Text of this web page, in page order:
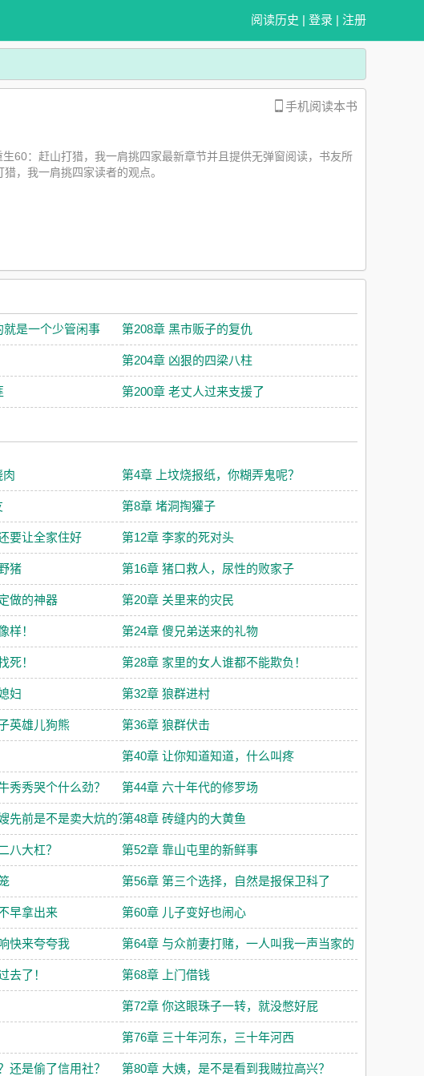
阅读历史 | 登录 | 注册
手机阅读本书
60：赶山打猎，我一肩挑四家最新章节并且提供无弹窗阅读，书友所
，我一肩挑四家读者的观点。
就是一个少管闲事 第208章 黑市贩子的复仇
第204章 凶狠的四梁八柱
第200章 老丈人过来支援了
肉 第4章 上坟烧报纸，你糊弄鬼呢？
第8章 堵洞掏獾子
要让全家住好 第12章 李家的死对头
猪 第16章 猪口救人，尿性的败家子
做的神器 第20章 关里来的灾民
样！ 第24章 傻兄弟送来的礼物
死！ 第28章 家里的女人谁都不能欺负！
妇 第32章 狼群进村
英雄儿狗熊 第36章 狼群伏击
第40章 让你知道知道，什么叫疼
秀秀哭个什么劲？ 第44章 六十年代的修罗场
先前是不是卖大炕的？第48章 砖缝内的大黄鱼
八大杠？ 第52章 靠山屯里的新鲜事
第56章 第三个选择，自然是报保卫科了
早拿出来 第60章 儿子变好也闹心
快来夸夸我 第64章 与众前妻打赌，一人叫我一声当家的
去了！ 第68章 上门借钱
第72章 你这眼珠子一转，就没憋好屁
第76章 三十年河东，三十年河西
还是偷了信用社？ 第80章 大姨，是不是看到我贼拉高兴？